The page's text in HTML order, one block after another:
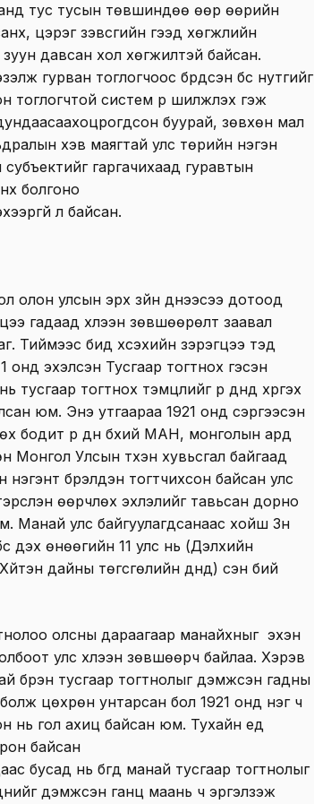
тус тусын төвшиндөө өөр өөрийн
цэрэг зэвсгийн гээд хөгжлийн
зуун давсан хол хөгжилтэй байсан.
гурван тоглогчоос бүрдсэн бүс нутгийг
тоглогчтой систем рүү шилжүүлэх гэж
дундаасаахоцрогдсон буурай, зөвхөн мал
хэв маягтай улс төрийн нэгэн
гаргачихаад гуравтын
болгоно
л байсан.
олон улсын эрх зүйн үүднээсээ дотоод
гадаад хүлээн зөвшөөрөлт заавал
Тиймээс бид хүсэхийн зэрэгцээ тэд
онд эхэлсэн Тусгаар тогтнох гэсэн
тусгаар тогтнох тэмцлийг үр дүнд хүргэх
юм. Энэ утгаараа 1921 онд сэргээсэн
бодит үр дүн бүхий МАН, монголын ард
Монгол Улсын түүхэн хувьсгал байгаад
нэгэнт бүрэлдэн тогтчихсон байсан улс
өөрчлөх эхлэлийг тавьсан дорно
Манай улс байгуулагдсанаас хойш Зүүн
дэх өнөөгийн 11 улс нь (Дэлхийн
дайны төгсгөлийн дүнд) үүсэн бий
олсны дараагаар манайхныг эхэн
улс хүлээн зөвшөөрч байлаа. Хэрэв
бүрэн тусгаар тогтнолыг дэмжсэн гадны
болж цөхрөн унтарсан бол 1921 онд нэг ч
нь гол ахиц байсан юм. Тухайн үед
байсан
бусад нь бүгд манай тусгаар тогтнолыг
дэмжсэн ганц маань ч эргэлзэж